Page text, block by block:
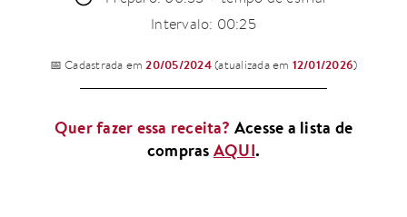
Intervalo: 00:25
📅 Cadastrada em20/05/2024(atualizada em 12/01/2026)
Quer fazer essa receita? Acesse a lista de
compras AQUI.